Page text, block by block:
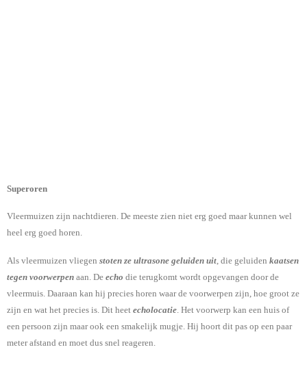
Superoren
Vleermuizen zijn nachtdieren. De meeste zien niet erg goed maar kunnen wel
heel erg goed horen.
Als vleermuizen vliegen stoten ze ultrasone geluiden uit , die geluiden kaatsen
tegen voorwerpen aan. De echo die terugkomt wordt opgevangen door de
vleermuis. Daaraan kan hij precies horen waar de voorwerpen zijn, hoe groot ze
zijn en wat het precies is. Dit heet echolocatie . Het voorwerp kan een huis of
een persoon zijn maar ook een smakelijk mugje. Hij hoort dit pas op een paar
meter afstand en moet dus snel reageren.